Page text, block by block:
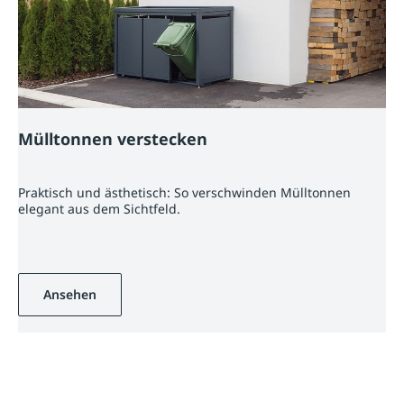
Mülltonnen verstecken
Praktisch und ästhetisch: So verschwinden Mülltonnen
elegant aus dem Sichtfeld.
Ansehen